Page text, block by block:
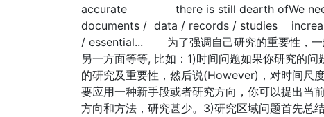
accurate there is still dearth ofWe
documents / data / records / studies
/ essential... 为了强调自己研究的重要性，一
另一方面等等, 比如：1)时间问题如果你研究的
的研究及重要性，然后说(However)，对时间尺
要应用一种新手段或者研究方向，你可以提出当
方向和方法，研究甚少。3)研究区域问题首先总